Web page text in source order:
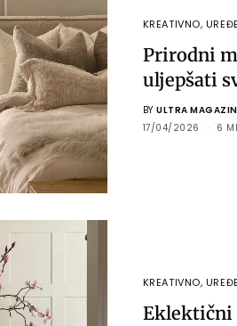
KREATIVNO,
Prirodni
uljepšati
BY ULTRA MAGAZIN
17/04/2026
6
KREATIVNO,
Eklektični